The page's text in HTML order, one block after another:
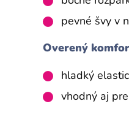
pevné švy v
Overený
hladký
vhodný aj